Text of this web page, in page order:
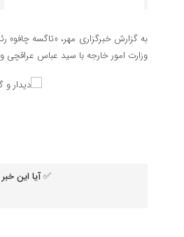
به گزارش خبرگزاری مهر، «تاگسه چافو»
وزارت امور خارجه با سید عباس عراقچی
✅ آیا این